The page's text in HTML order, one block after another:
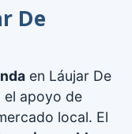
De
en Láujar De
el apoyo de
local. El